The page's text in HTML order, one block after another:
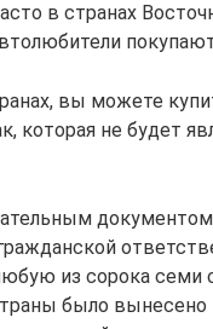
в странах
вы можете
которая не будет
из сорока семи
было вынесено